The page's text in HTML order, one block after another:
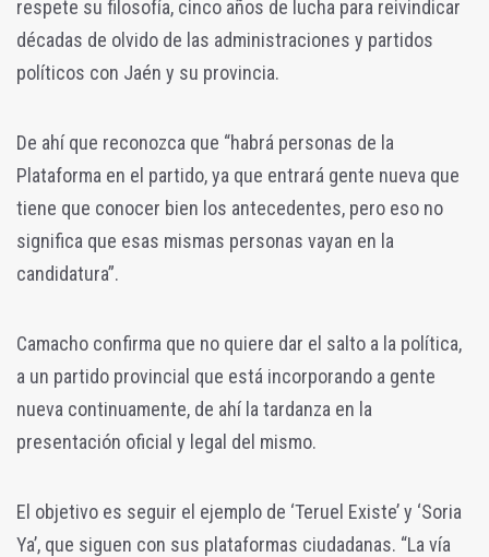
respete su filosofía, cinco años de lucha para reivindicar
décadas de olvido de las administraciones y partidos
políticos con Jaén y su provincia.
De ahí que reconozca que “habrá personas de la
Plataforma en el partido, ya que entrará gente nueva que
tiene que conocer bien los antecedentes, pero eso no
significa que esas mismas personas vayan en la
candidatura”.
Camacho confirma que no quiere dar el salto a la política,
a un partido provincial que está incorporando a gente
nueva continuamente, de ahí la tardanza en la
presentación oficial y legal del mismo.
El objetivo es seguir el ejemplo de ‘Teruel Existe’ y ‘Soria
Ya’, que siguen con sus plataformas ciudadanas. “La vía